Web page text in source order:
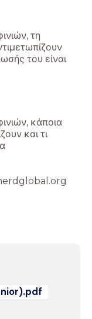
τη
του είναι
κάποια
και τι